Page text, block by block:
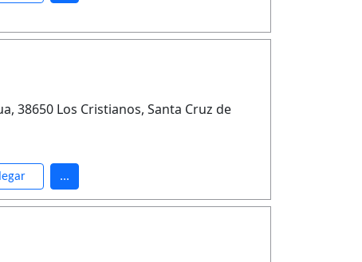
38650 Los Cristianos, Santa Cruz de
...